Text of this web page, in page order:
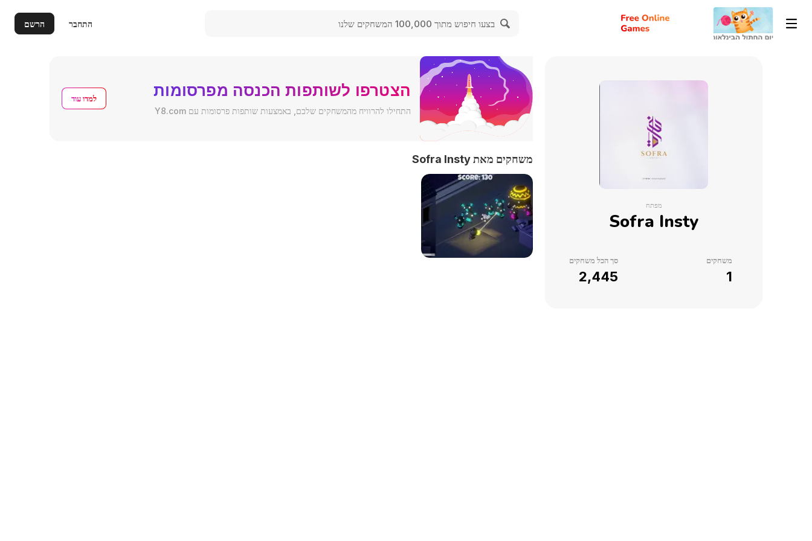
התחבר הרשם
מפתח
Sofra Insty
משחקים
1
סך הכל משחקים
2,445
הצטרפו לשותפות הכנסה מפרסומות
התחילו להרוויח מהמשחקים שלכם, באמצעות שותפות פרסומות עם Y8.com
למדו עוד
משחקים מאת Sofra Insty